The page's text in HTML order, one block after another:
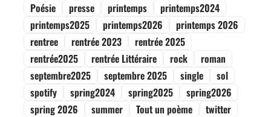
Poésie
presse printemps
printemps2024
printemps2025
printemps2026
printemps 2026
rentree
rentrée 2023
rentrée 2025
rentrée2025
rentrée Littéraire rock
roman
septembre2025
septembre 2025 single
sol
spotify
spring2024 spring2025
spring2026
spring 2026
summer Tout un poème
twitter